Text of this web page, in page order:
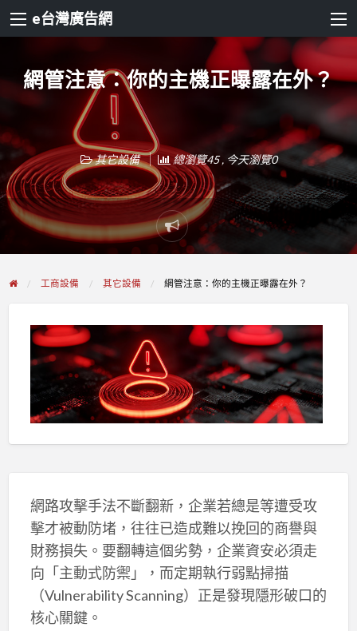
e台灣廣告網
網管注意：你的主機正曝露在外？
其它設備 總瀏覽45 , 今天瀏覽0
Report
problem
工商設備 其它設備 網管注意：你的主機正曝露在外？
網路攻擊手法不斷翻新，企業若總是等遭受攻
擊才被動防堵，往往已造成難以挽回的商譽與
財務損失。要翻轉這個劣勢，企業資安必須走
向「主動式防禦」，而定期執行弱點掃描
（Vulnerability Scanning）正是發現隱形破口的
核心關鍵。